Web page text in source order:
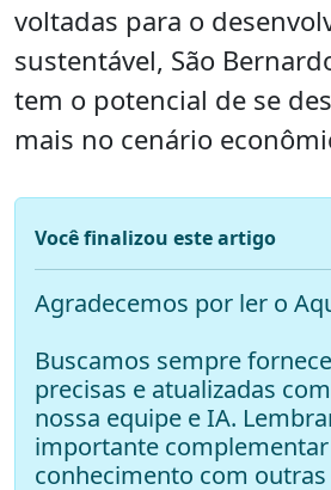
voltadas para o
sustentável, São
tem o potencial de se
mais no cenário
Você finalizou este artigo
Agradecemos por ler o
Buscamos sempre
precisas e atualizadas
nossa equipe e IA.
importante
conhecimento com